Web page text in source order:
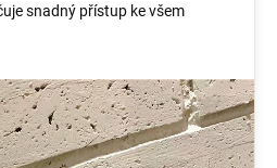
snadný přístup ke všem